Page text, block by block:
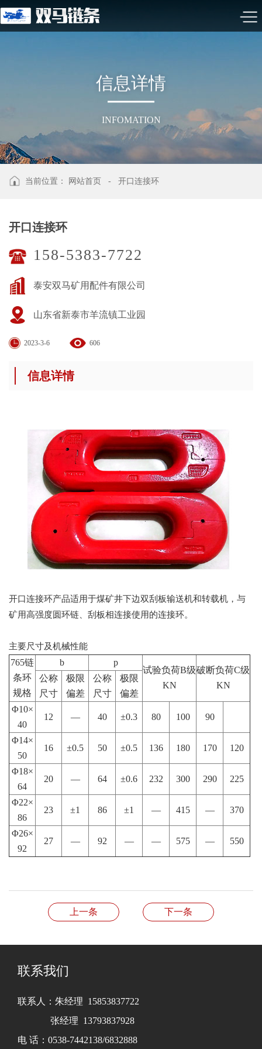
信息详情
INFOMATION
当前位置： 网站首页 - 开口连接环
开口连接环
158-5383-7722
泰安双马矿用配件有限公司
山东省新泰市羊流镇工业园
2023-3-6 606
信息详情
开口连接环产品适用于煤矿井下边双刮板输送机和转载机，与
矿用高强度圆环链、刮板相连接使用的连接环。
主要尺寸及机械性能
765链
条环
规格
b p
试验负荷B级
KN
破断负荷C级
KN
公称
尺寸
极限
偏差
公称
尺寸
极限
偏差
Φ10×
40
12 — 40 ±0.3 80 100 90
Φ14×
50
16 ±0.5 50 ±0.5 136 180 170 120
Φ18×
64
20 — 64 ±0.6 232 300 290 225
Φ22×
86
23 ±1 86 ±1 — 415 — 370
Φ26×
92
27 — 92 — — 575 — 550
上一条 下一条
联系我们
联系人：朱经理 15853837722
张经理 13793837928
电 话：0538-7442138/6832888